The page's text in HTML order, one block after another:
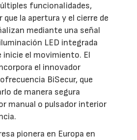
funcionalidades,
que la apertura y el cierre de
mediante una señal
LED integrada
inicie el movimiento. El
el innovador
BiSecur, que
de manera segura
manual o pulsador interior
pionera en Europa en